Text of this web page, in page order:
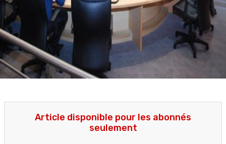
Article disponible pour les abonnés
seulement